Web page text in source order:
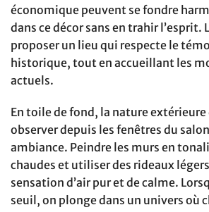
économique peuvent se fondre
dans ce décor sans en trahir l’esprit.
proposer un lieu qui respecte le
historique, tout en accueillant les
actuels.
En toile de fond, la nature extérieure
observer depuis les fenêtres du
ambiance. Peindre les murs en
chaudes et utiliser des rideaux
sensation d’air pur et de calme.
seuil, on plonge dans un univers où